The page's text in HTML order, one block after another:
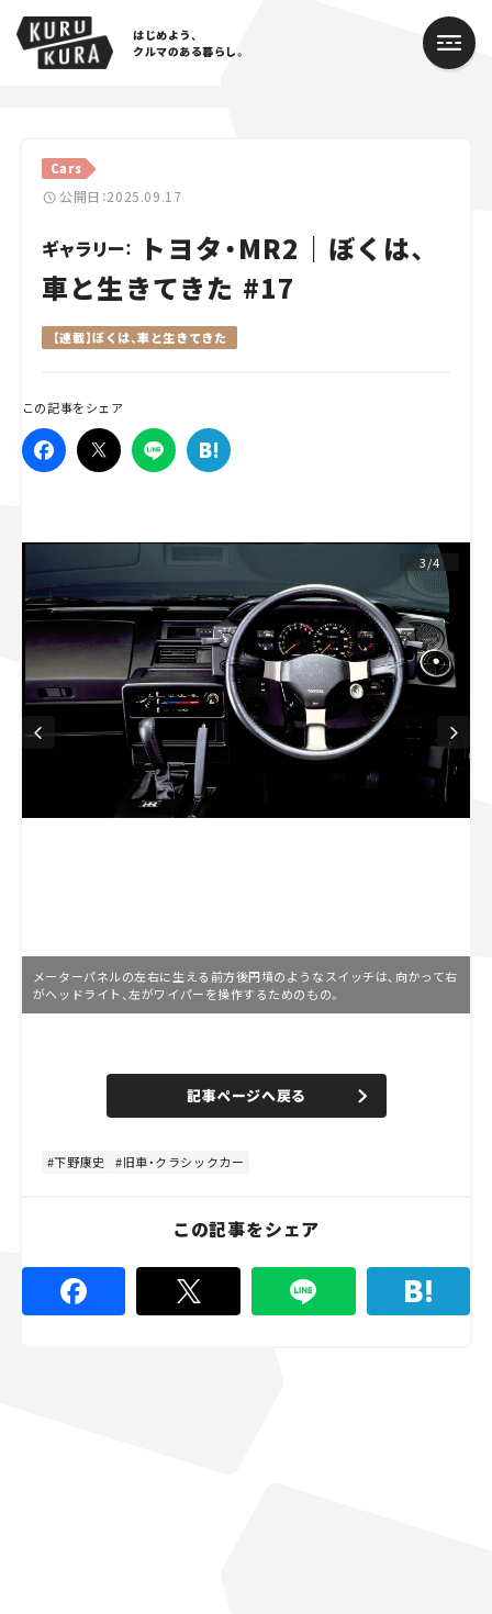
はじめよう、
クルマのある暮らし。
Cars
公開日：2025.09.17
ギャラリー： トヨタ・MR2｜ぼくは、
車と生きてきた #17
【連載】ぼくは、車と生きてきた
この記事をシェア
3/4
メーターパネルの左右に生える前方後円墳のようなスイッチは、向かって右
がヘッドライト、左がワイパーを操作するためのもの。
n
e
d
%
記事ページへ戻る
下野康史 旧車・クラシックカー
この記事をシェア
Cars
Lifestyle
Traffic
Special
Series
Campaign
マツダ｜Mazda
マツダ ロードスター｜Mazda Roadster